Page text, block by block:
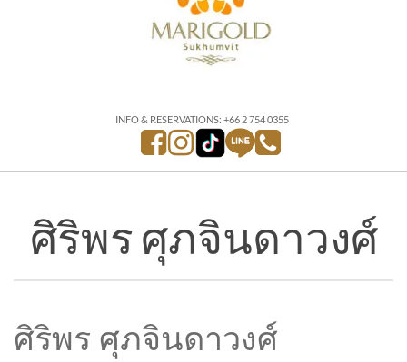
INFO & RESERVATIONS: +66 2 754 0355
ศิริพร ศุภจินดาวงศ์
ศิริพร ศุภจินดาวงศ์